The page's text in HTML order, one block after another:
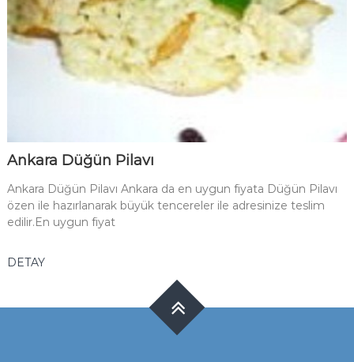
Ankara Düğün Pilavı
Ankara Düğün Pilavı Ankara da en uygun fiyata Düğün Pilavı
özen ile hazırlanarak büyük tencereler ile adresinize teslim
edilir.En uygun fiyat
DETAY